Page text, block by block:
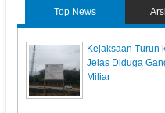
Top News
Kejaksaan Turun
Jelas Diduga
Miliar